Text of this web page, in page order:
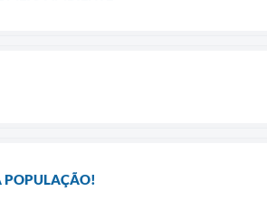
POPULAÇÃO!